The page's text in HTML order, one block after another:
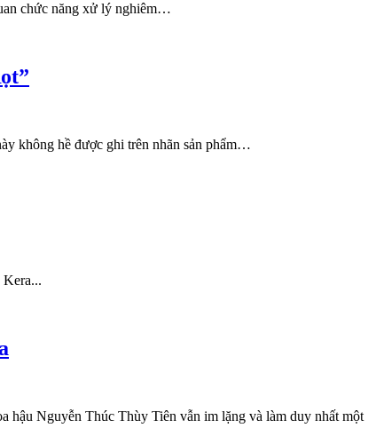
chức năng xử lý nghiêm…
không hề được ghi trên nhãn sản phẩm…
Kera...
hậu Nguyễn Thúc Thùy Tiên vẫn im lặng và làm duy nhất một